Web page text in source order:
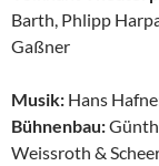
Barth, Phlipp
Gaßner
Musik: Hans
Bühnenbau:
Weissroth &